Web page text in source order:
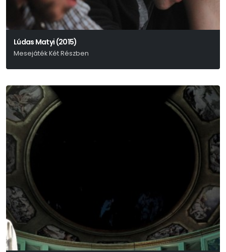
Lúdas Matyi (2015)
Mesejáték Két Részben